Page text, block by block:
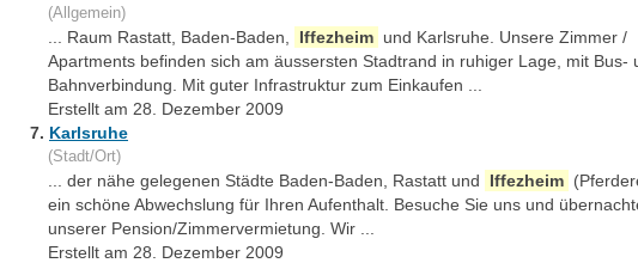
(Allgemein)
... Raum Rastatt, Baden-Baden, Iffezheim und Karlsruhe. Unsere Zimmer /
Apartments befinden sich am äussersten Stadtrand in ruhiger Lage, mit Bus-
Bahnverbindung. Mit guter Infrastruktur zum Einkaufen ...
Erstellt am 28. Dezember 2009
7. Karlsruhe
(Stadt/Ort)
... der nähe gelegenen Städte Baden-Baden, Rastatt und Iffezheim
ein schöne Abwechslung für Ihren Aufenthalt. Besuche Sie uns und
unserer Pension/Zimmervermietung. Wir ...
Erstellt am 28. Dezember 2009